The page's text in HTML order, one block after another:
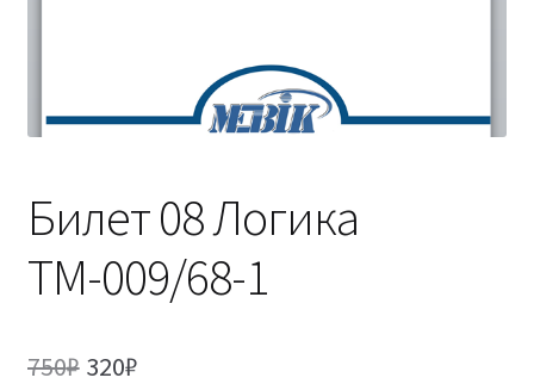
38.04.04 Государственное и муниципальное
управление 2,5 года (Магистратура)
Билет 08 Логика
ТМ-009/68-1
750₽ Первоначальная
320₽Текущая